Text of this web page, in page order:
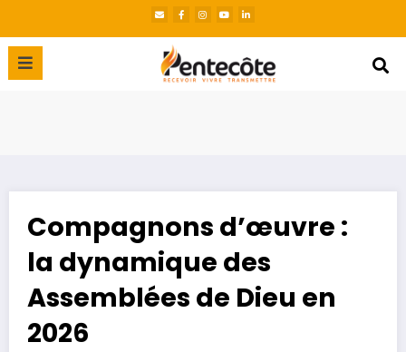
Compagnons d’œuvre :
la dynamique des
Assemblées de Dieu en
2026